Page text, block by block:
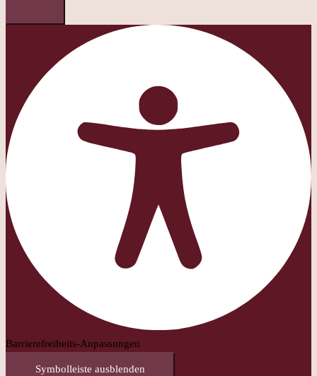
Barrierefreiheits-Anpassungen
Symbolleiste ausblenden